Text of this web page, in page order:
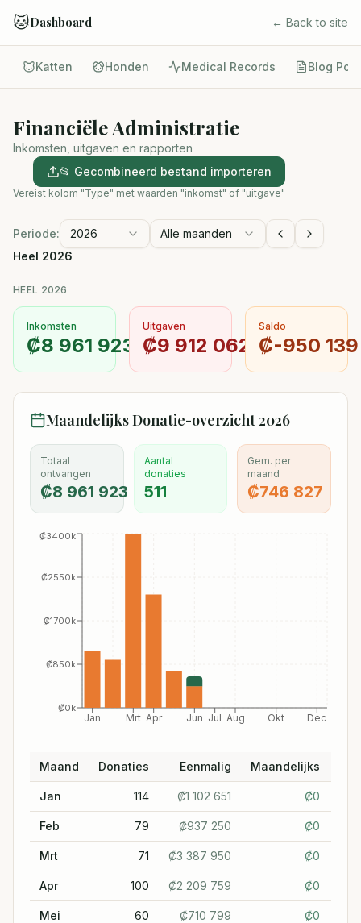
🐱Dashboard ← Back to site
Katten Honden Medical Records Blog
Financiële Administratie
Inkomsten, uitgaven en rapporten
📂 Gecombineerd bestand importeren
Vereist kolom "Type" met waarden "inkomst" of "uitgave"
Periode: 2026
Alle maanden
Heel 2026
HEEL 2026
Inkomsten
₡8 961 923
Uitgaven
₡9 912 062
Saldo
₡-950 139
Maandelijks Donatie-overzicht2026
Totaal
ontvangen
₡8 961 923
Aantal
donaties
511
Gem. per
maand
₡746 827
Jan Mrt Apr Jun Jul Aug Okt Dec
₡0k
₡850k
₡1700k
₡2550k
₡3400k
Maand Donaties Eenmalig Maandelijks
Jan 114 ₡1 102 651 ₡0
Feb 79 ₡937 250 ₡0
Mrt 71 ₡3 387 950 ₡0
Apr 100 ₡2 209 759 ₡0
Mei 60 ₡710 799 ₡0